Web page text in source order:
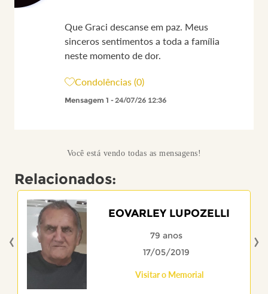
Que Graci descanse em paz. Meus
sinceros sentimentos a toda a família
neste momento de dor.
Condolências (0)
Mensagem 1 - 24/07/26 12:36
Você está vendo todas as mensagens!
Relacionados:
EOVARLEY LUPOZELLI
79 anos
17/05/2019
Visitar o Memorial
‹ ›